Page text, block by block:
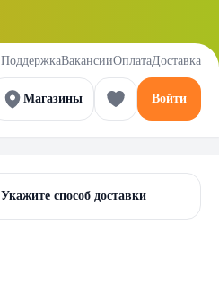
ПоддержкаВакансииОплатаДоставка
Магазины Войти
Укажите способ доставки